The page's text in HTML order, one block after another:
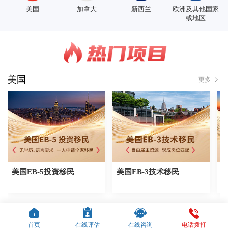
美国 加拿大 新西兰
欧洲及其他国家
或地区
美国 更多
美国EB-5投资移民 美国EB-3技术移民
加拿大
首页
在线评估 在线咨询 电话拨打